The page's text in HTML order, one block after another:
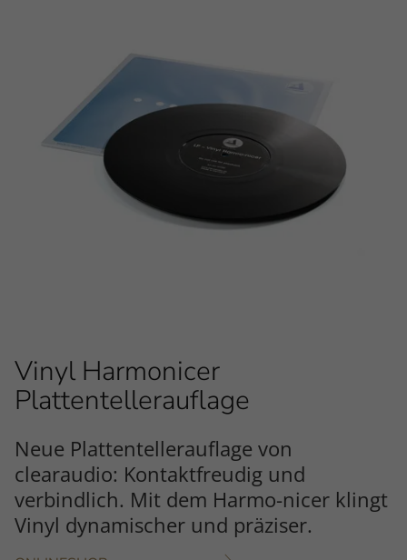
Vinyl Harmonicer
Plattentellerauflage
Neue Plattentellerauflage von
clearaudio: Kontaktfreudig und
verbindlich. Mit dem Harmo-nicer klingt
Vinyl dynamischer und präziser.